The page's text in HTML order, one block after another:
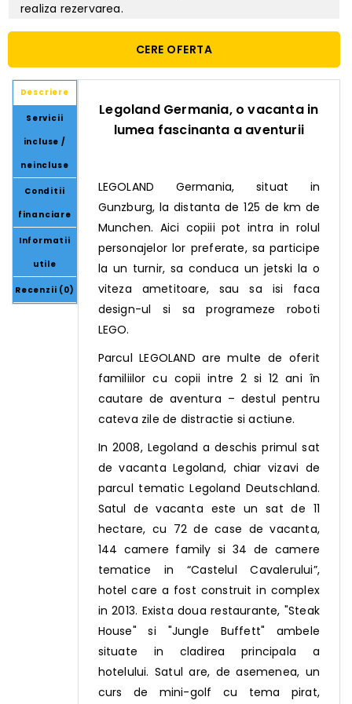
realiza rezervarea.
CERE OFERTA
Descriere
Servicii
incluse /
neincluse
Conditii
financiare
Informatii
utile
Recenzii (0)
Legoland Germania, o vacanta in
lumea fascinanta a aventurii
LEGOLAND Germania, situat in
Gunzburg, la distanta de 125 de km de
Munchen. Aici copiii pot intra in rolul
personajelor lor preferate, sa participe
la un turnir, sa conduca un jetski la o
viteza ametitoare, sau sa isi faca
design-ul si sa programeze roboti
LEGO.
Parcul LEGOLAND are multe de oferit
familiilor cu copii intre 2 si 12 ani în
cautare de aventura – destul pentru
cateva zile de distractie si actiune.
In 2008, Legoland a deschis primul sat
de vacanta Legoland, chiar vizavi de
parcul tematic Legoland Deutschland.
Satul de vacanta este un sat de 11
hectare, cu 72 de case de vacanta,
144 camere family si 34 de camere
tematice in “Castelul Cavalerului”,
hotel care a fost construit in complex
in 2013. Exista doua restaurante, "Steak
House" si "Jungle Buffett" ambele
situate in cladirea principala a
hotelului. Satul are, de asemenea, un
curs de mini-golf cu tema pirat,